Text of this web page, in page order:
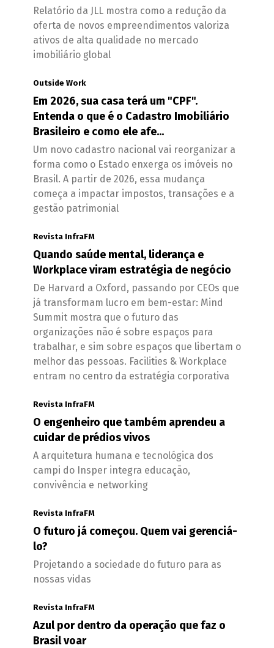
Relatório da JLL mostra como a redução da
oferta de novos empreendimentos valoriza
ativos de alta qualidade no mercado
imobiliário global
Outside Work
Em 2026, sua casa terá um "CPF".
Entenda o que é o Cadastro Imobiliário
Brasileiro e como ele afe...
Um novo cadastro nacional vai reorganizar a
forma como o Estado enxerga os imóveis no
Brasil. A partir de 2026, essa mudança
começa a impactar impostos, transações e a
gestão patrimonial
Revista InfraFM
Quando saúde mental, liderança e
Workplace viram estratégia de negócio
De Harvard a Oxford, passando por CEOs que
já transformam lucro em bem-estar: Mind
Summit mostra que o futuro das
organizações não é sobre espaços para
trabalhar, e sim sobre espaços que libertam o
melhor das pessoas. Facilities & Workplace
entram no centro da estratégia corporativa
Revista InfraFM
O engenheiro que também aprendeu a
cuidar de prédios vivos
A arquitetura humana e tecnológica dos
campi do Insper integra educação,
convivência e networking
Revista InfraFM
O futuro já começou. Quem vai gerenciá-
lo?
Projetando a sociedade do futuro para as
nossas vidas
Revista InfraFM
Azul por dentro da operação que faz o
Brasil voar